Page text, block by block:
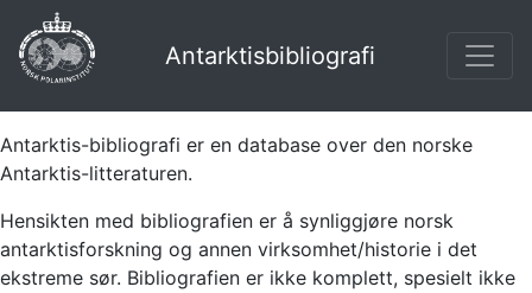
Antarktisbibliografi
Antarktis-bibliografi er en database over den norske
Antarktis-litteraturen.
Hensikten med bibliografien er å synliggjøre norsk
antarktisforskning og annen virksomhet/historie i det
ekstreme sør. Bibliografien er ikke komplett, spesielt ikke